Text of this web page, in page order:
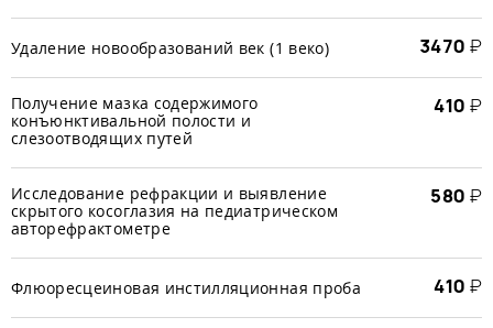
Удаление новообразований век (1 веко) 3470 ₽
Получение мазка содержимого
конъюнктивальной полости и
слезоотводящих путей
410 ₽
Исследование рефракции и выявление
скрытого косоглазия на педиатрическом
авторефрактометре
580 ₽
Флюоресцеиновая инстилляционная проба 410 ₽